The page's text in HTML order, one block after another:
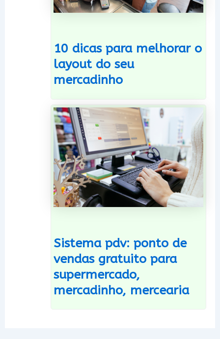
10 dicas para melhorar o
layout do seu
mercadinho
Sistema pdv: ponto de
vendas gratuito para
supermercado,
mercadinho, mercearia